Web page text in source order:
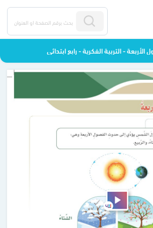
الأربعة - التربية الفكرية - رابع ابتدائي